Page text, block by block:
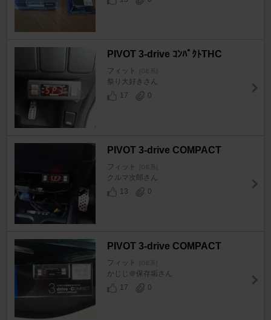
PIVOT 3-drive ｺﾝﾊﾟｸﾄTHC
フィット [GE系]
祭り大好きさん
17
0
PIVOT 3-drive COMPACT
フィット [GE系]
クルマ次郎さん
13
0
PIVOT 3-drive COMPACT
フィット [GE系]
かじじ＠保存垢さん
17
0